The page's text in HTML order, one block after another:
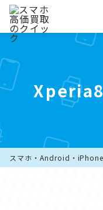
スマホ・Android・